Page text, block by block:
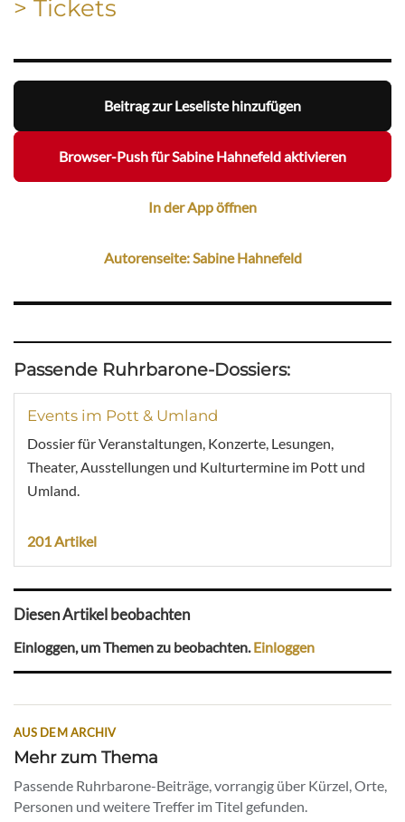
> Tickets
Beitrag zur Leseliste hinzufügen
Browser-Push für Sabine Hahnefeld aktivieren
In der App öffnen
Autorenseite: Sabine Hahnefeld
Passende Ruhrbarone-Dossiers:
Events im Pott & Umland
Dossier für Veranstaltungen, Konzerte, Lesungen,
Theater, Ausstellungen und Kulturtermine im Pott und
Umland.
201 Artikel
Diesen Artikel beobachten
Einloggen, um Themen zu beobachten. Einloggen
AUS DEM ARCHIV
Mehr zum Thema
Passende Ruhrbarone-Beiträge, vorrangig über Kürzel, Orte,
Personen und weitere Treffer im Titel gefunden.